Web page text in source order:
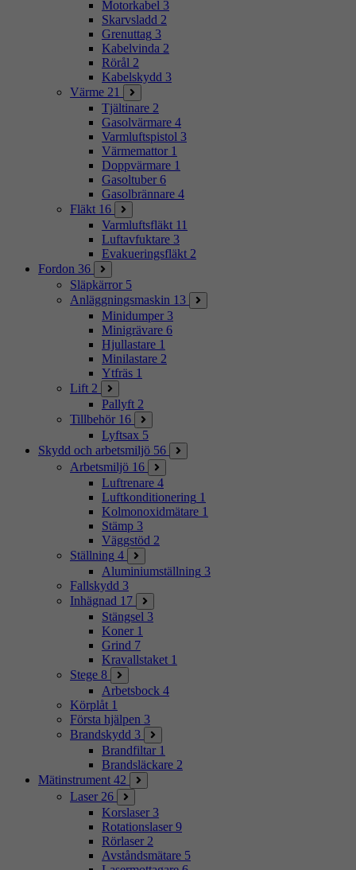
Motorkabel 3
Skarvsladd 2
Grenuttag 3
Kabelvinda 2
Rörål 2
Kabelskydd 3
Värme 21
Tjältinare 2
Gasolvärmare 4
Varmluftspistol 3
Värmemattor 1
Doppvärmare 1
Gasoltuber 6
Gasolbrännare 4
Fläkt 16
Varmluftsfläkt 11
Luftavfuktare 3
Evakueringsfläkt 2
Fordon 36
Släpkärror 5
Anläggningsmaskin 13
Minidumper 3
Minigrävare 6
Hjullastare 1
Minilastare 2
Ytfräs 1
Lift 2
Pallyft 2
Tillbehör 16
Lyftsax 5
Skydd och arbetsmiljö 56
Arbetsmiljö 16
Luftrenare 4
Luftkonditionering 1
Kolmonoxidmätare 1
Stämp 3
Väggstöd 2
Ställning 4
Aluminiumställning 3
Fallskydd 3
Inhägnad 17
Stängsel 3
Koner 1
Grind 7
Kravallstaket 1
Stege 8
Arbetsbock 4
Körplåt 1
Första hjälpen 3
Brandskydd 3
Brandfiltar 1
Brandsläckare 2
Mätinstrument 42
Laser 26
Korslaser 3
Rotationslaser 9
Rörlaser 2
Avståndsmätare 5